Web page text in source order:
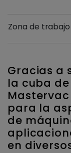
Zona de trabajo
Gracias a
la cuba
para la
de
en